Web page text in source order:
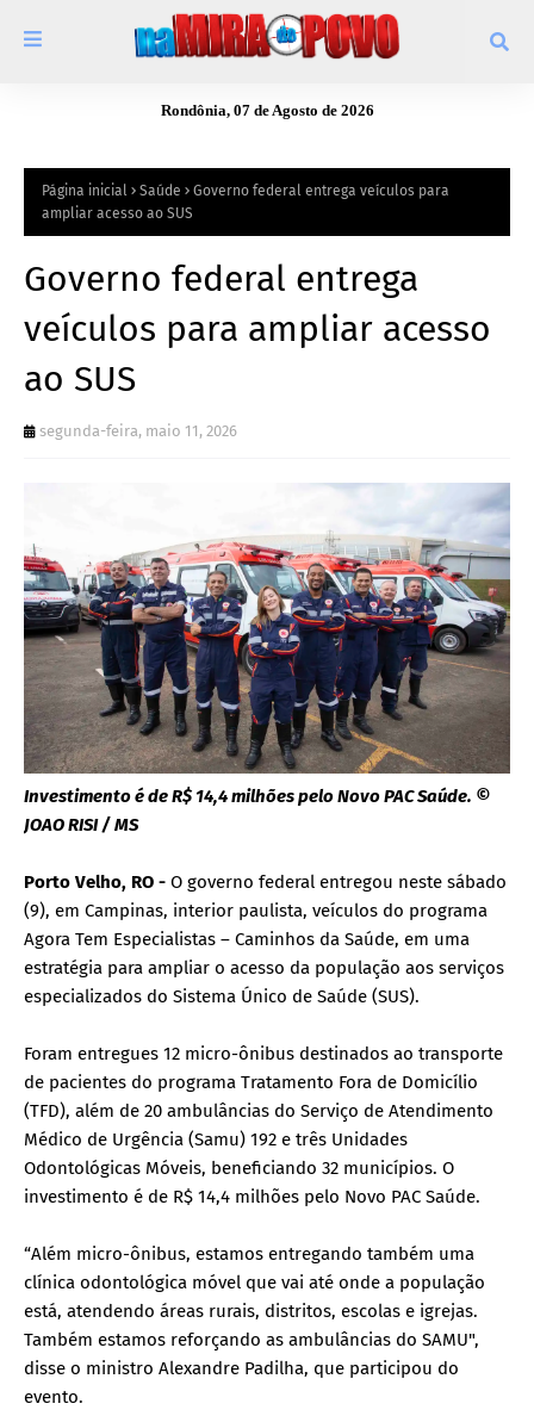
Rondônia, 07 de Agosto de 2026
Página inicial Saúde
Governo federal entrega veículos para
ampliar acesso ao SUS
Governo federal entrega
veículos para ampliar acesso
ao SUS
segunda-feira, maio 11, 2026
Investimento é de R$ 14,4 milhões pelo Novo PAC Saúde. ©
JOAO RISI / MS
Porto Velho, RO - O governo federal entregou neste sábado
(9), em Campinas, interior paulista, veículos do programa
Agora Tem Especialistas – Caminhos da Saúde, em uma
estratégia para ampliar o acesso da população aos serviços
especializados do Sistema Único de Saúde (SUS).
Foram entregues 12 micro-ônibus destinados ao transporte
de pacientes do programa Tratamento Fora de Domicílio
(TFD), além de 20 ambulâncias do Serviço de Atendimento
Médico de Urgência (Samu) 192 e três Unidades
Odontológicas Móveis, beneficiando 32 municípios. O
investimento é de R$ 14,4 milhões pelo Novo PAC Saúde.
“Além micro-ônibus, estamos entregando também uma
clínica odontológica móvel que vai até onde a população
está, atendendo áreas rurais, distritos, escolas e igrejas.
Também estamos reforçando as ambulâncias do SAMU",
disse o ministro Alexandre Padilha, que participou do
evento.